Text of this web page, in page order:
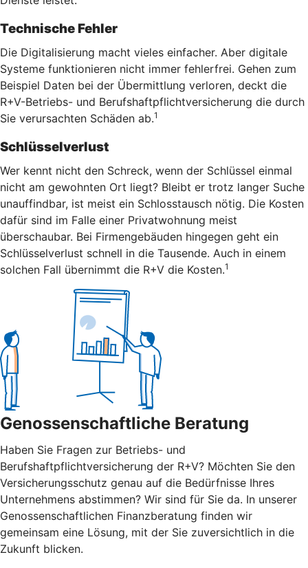
Technische Fehler
Die Digitalisierung macht vieles einfacher. Aber digitale
Systeme funktionieren nicht immer fehlerfrei. Gehen zum
Beispiel Daten bei der Übermittlung verloren, deckt die
R+V-Betriebs- und Berufshaftpflichtversicherung die durch
Sie verursachten Schäden ab.1
Schlüsselverlust
Wer kennt nicht den Schreck, wenn der Schlüssel einmal
nicht am gewohnten Ort liegt? Bleibt er trotz langer Suche
unauffindbar, ist meist ein Schlosstausch nötig. Die Kosten
dafür sind im Falle einer Privatwohnung meist
überschaubar. Bei Firmengebäuden hingegen geht ein
Schlüsselverlust schnell in die Tausende. Auch in einem
solchen Fall übernimmt die R+V die Kosten.1
Genossenschaftliche Beratung
Haben Sie Fragen zur Betriebs- und
Berufshaftpflichtversicherung der R+V? Möchten Sie den
Versicherungsschutz genau auf die Bedürfnisse Ihres
Unternehmens abstimmen? Wir sind für Sie da. In unserer
Genossenschaftlichen Finanzberatung finden wir
gemeinsam eine Lösung, mit der Sie zuversichtlich in die
Zukunft blicken.